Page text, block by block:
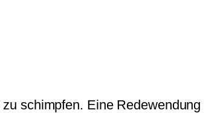
zu schimpfen. Eine Redewendung